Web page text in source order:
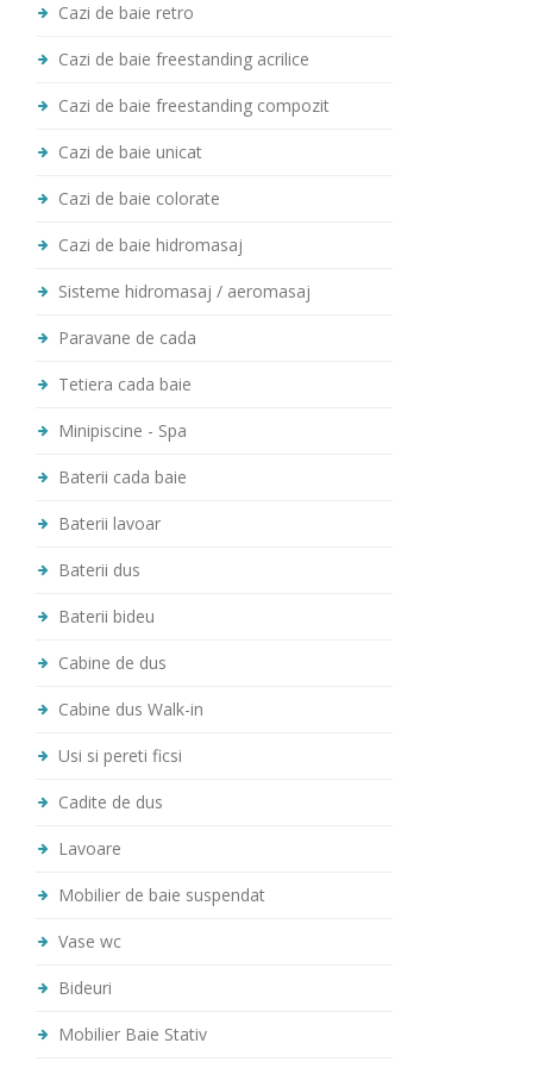
Cazi de baie retro
Cazi de baie freestanding acrilice
Cazi de baie freestanding compozit
Cazi de baie unicat
Cazi de baie colorate
Cazi de baie hidromasaj
Sisteme hidromasaj / aeromasaj
Paravane de cada
Tetiera cada baie
Minipiscine - Spa
Baterii cada baie
Baterii lavoar
Baterii dus
Baterii bideu
Cabine de dus
Cabine dus Walk-in
Usi si pereti ficsi
Cadite de dus
Lavoare
Mobilier de baie suspendat
Vase wc
Bideuri
Mobilier Baie Stativ